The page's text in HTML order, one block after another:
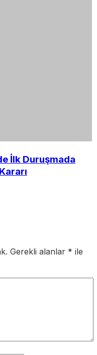
İlk Duruşmada
Gerekli alanlar * ile